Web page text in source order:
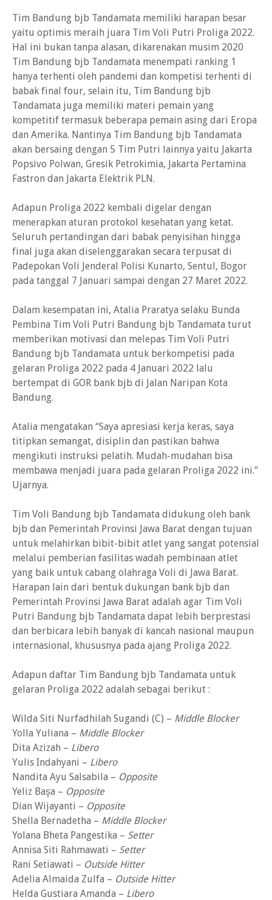
Tim Bandung bjb Tandamata memiliki harapan besar
yaitu optimis meraih juara Tim Voli Putri Proliga 2022.
Hal ini bukan tanpa alasan, dikarenakan musim 2020
Tim Bandung bjb Tandamata menempati ranking 1
hanya terhenti oleh pandemi dan kompetisi terhenti di
babak final four, selain itu, Tim Bandung bjb
Tandamata juga memiliki materi pemain yang
kompetitif termasuk beberapa pemain asing dari Eropa
dan Amerika. Nantinya Tim Bandung bjb Tandamata
akan bersaing dengan 5 Tim Putri lainnya yaitu Jakarta
Popsivo Polwan, Gresik Petrokimia, Jakarta Pertamina
Fastron dan Jakarta Elektrik PLN.
Adapun Proliga 2022 kembali digelar dengan
menerapkan aturan protokol kesehatan yang ketat.
Seluruh pertandingan dari babak penyisihan hingga
final juga akan diselenggarakan secara terpusat di
Padepokan Voli Jenderal Polisi Kunarto, Sentul, Bogor
pada tanggal 7 Januari sampai dengan 27 Maret 2022.
Dalam kesempatan ini, Atalia Praratya selaku Bunda
Pembina Tim Voli Putri Bandung bjb Tandamata turut
memberikan motivasi dan melepas Tim Voli Putri
Bandung bjb Tandamata untuk berkompetisi pada
gelaran Proliga 2022 pada 4 Januari 2022 lalu
bertempat di GOR bank bjb di Jalan Naripan Kota
Bandung.
Atalia mengatakan “Saya apresiasi kerja keras, saya
titipkan semangat, disiplin dan pastikan bahwa
mengikuti instruksi pelatih. Mudah-mudahan bisa
membawa menjadi juara pada gelaran Proliga 2022 ini.”
Ujarnya.
Tim Voli Bandung bjb Tandamata didukung oleh bank
bjb dan Pemerintah Provinsi Jawa Barat dengan tujuan
untuk melahirkan bibit-bibit atlet yang sangat potensial
melalui pemberian fasilitas wadah pembinaan atlet
yang baik untuk cabang olahraga Voli di Jawa Barat.
Harapan lain dari bentuk dukungan bank bjb dan
Pemerintah Provinsi Jawa Barat adalah agar Tim Voli
Putri Bandung bjb Tandamata dapat lebih berprestasi
dan berbicara lebih banyak di kancah nasional maupun
internasional, khususnya pada ajang Proliga 2022.
Adapun daftar Tim Bandung bjb Tandamata untuk
gelaran Proliga 2022 adalah sebagai berikut :
Wilda Siti Nurfadhilah Sugandi (C) – Middle Blocker
Yolla Yuliana – Middle Blocker
Dita Azizah – Libero
Yulis Indahyani – Libero
Nandita Ayu Salsabila – Opposite
Yeliz Başa – Opposite
Dian Wijayanti – Opposite
Shella Bernadetha – Middle Blocker
Yolana Bheta Pangestika – Setter
Annisa Siti Rahmawati – Setter
Rani Setiawati – Outside Hitter
Adelia Almaida Zulfa – Outside Hitter
Helda Gustiara Amanda – Libero